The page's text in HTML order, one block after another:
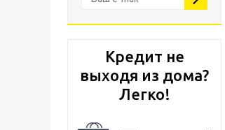
Кредит не
выходя из дома?
Легко!